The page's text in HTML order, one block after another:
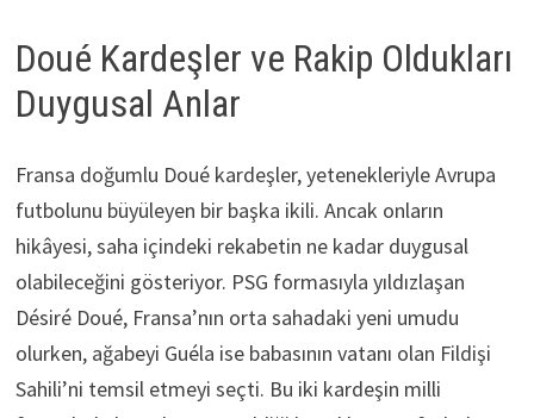
Doué Kardeşler ve Rakip Oldukları
Duygusal Anlar
Fransa doğumlu Doué kardeşler, yetenekleriyle Avrupa
futbolunu büyüleyen bir başka ikili. Ancak onların
hikâyesi, saha içindeki rekabetin ne kadar duygusal
olabileceğini gösteriyor. PSG formasıyla yıldızlaşan
Désiré Doué, Fransa’nın orta sahadaki yeni umudu
olurken, ağabeyi Guéla ise babasının vatanı olan Fildişi
Sahili’ni temsil etmeyi seçti. Bu iki kardeşin milli